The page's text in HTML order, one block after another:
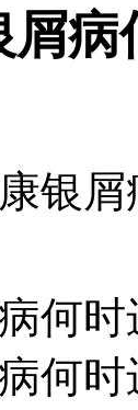
银屑
何
何